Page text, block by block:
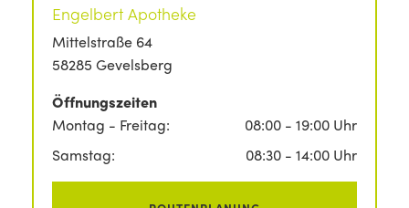
Engelbert Apotheke
Mittelstraße 64
58285 Gevelsberg
Öffnungszeiten
Montag - Freitag:
08:00 - 19:00 Uhr
Samstag:
08:30 - 14:00 Uhr